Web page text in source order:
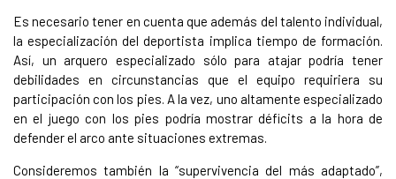
Es necesario tener en cuenta que además del talento individual,
la especialización del deportista implica tiempo de formación.
Así, un arquero especializado sólo para atajar podría tener
debilidades en circunstancias que el equipo requiriera su
participación con los pies. A la vez, uno altamente especializado
en el juego con los pies podría mostrar déficits a la hora de
defender el arco ante situaciones extremas.
Consideremos también la “supervivencia del más adaptado”,